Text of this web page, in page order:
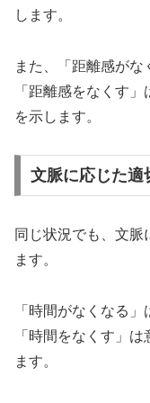
します。
また、「距離感がな
「距離感をなくす
を示します。
文脈に応じた適
同じ状況でも、文脈
ます。
「時間がなくなる
「時間をなくす」
ます。